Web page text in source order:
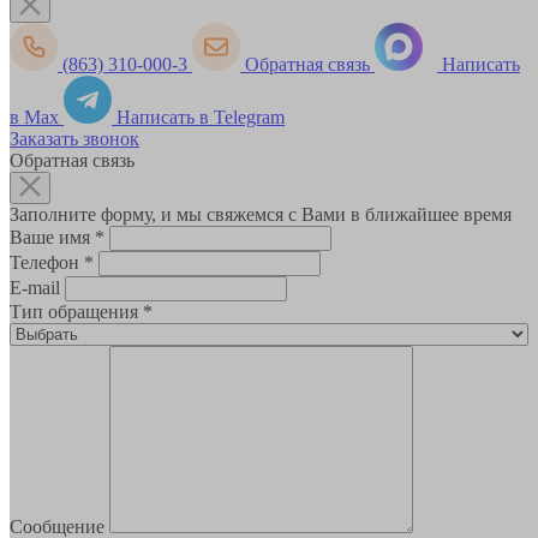
(863) 310-000-3 Обратная связь Написать
в Max
Написать в Telegram
Заказать звонок
Обратная связь
Заполните форму, и мы свяжемся с Вами в ближайшее время
Ваше имя *
Телефон *
E-mail
Тип обращения *
Сообщение